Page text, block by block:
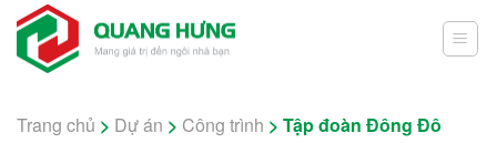
Skip
content
Trang chủ > Dự án > Công trình > Tập đoàn Đông Đô